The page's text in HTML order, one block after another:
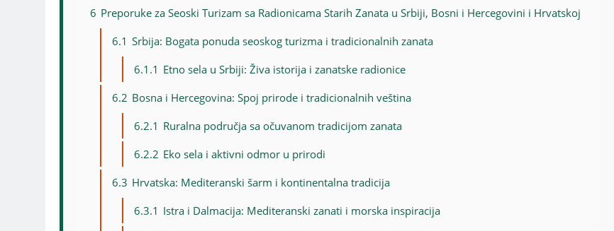
6 Preporuke za Seoski Turizam sa Radionicama Starih Zanata u Srbiji, Bosni i Hercegovini i Hrvatskoj
6.1 Srbija: Bogata ponuda seoskog turizma i tradicionalnih zanata
6.1.1 Etno sela u Srbiji: Živa istorija i zanatske radionice
6.2 Bosna i Hercegovina: Spoj prirode i tradicionalnih veština
6.2.1 Ruralna područja sa očuvanom tradicijom zanata
6.2.2 Eko sela i aktivni odmor u prirodi
6.3 Hrvatska: Mediteranski šarm i kontinentalna tradicija
6.3.1 Istra i Dalmacija: Mediteranski zanati i morska inspiracija